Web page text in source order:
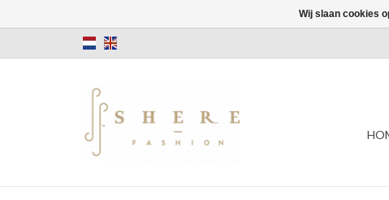
Wij slaan cookies